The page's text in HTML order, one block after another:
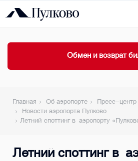
Обмен и возврат
Главная Об аэропорте
Пресс-центр
Новости аэропорта Пулково
Летний споттинг в аэропорту
Летний споттинг в